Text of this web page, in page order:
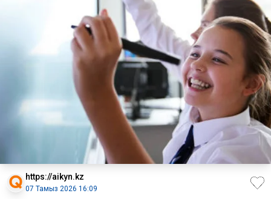
https://aikyn.kz
07 Тамыз 2026 16:09